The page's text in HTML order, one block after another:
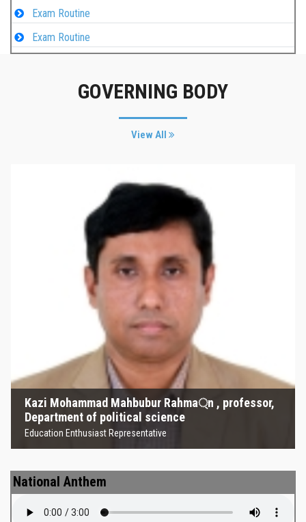
Exam Routine
Exam Routine
GOVERNING BODY
View All
Kazi Mohammad Mahbubur Rahma্‌n , professor,
Department of political science
Education Enthusiast Representative
Kazi Mohammad Mahbubur
Rahma্‌n , professor, Department
of political science
Education Enthusiast Representative
National Anthem